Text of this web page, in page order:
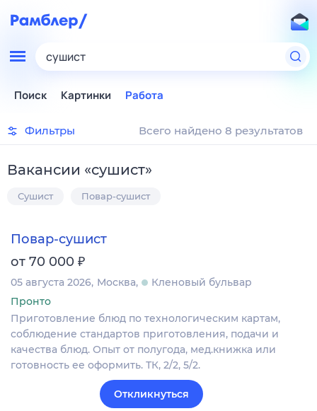
сушист
Поиск Картинки Работа
Фильтры Всего найдено 8 результатов
Вакансии «сушист»
Сушист Повар-сушист
Повар-сушист
от 70 000 ₽
05 августа 2026 Москва
Кленовый бульвар
Пронто
Приготовление блюд по технологическим картам,
соблюдение стандартов приготовления, подачи и
качества блюд. Опыт от полугода, мед.книжка или
готовность ее оформить. ТК, 2/2, 5/2.
Откликнуться